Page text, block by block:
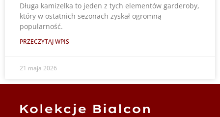
Długa kamizelka to jeden z tych elementów garderoby,
który w ostatnich sezonach zyskał ogromną
popularność.
PRZECZYTAJ WPIS
21 maja 2026
Kolekcje Bialcon